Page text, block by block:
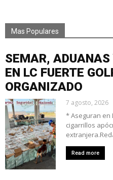
Mas Populares
SEMAR,
EN LC FUERTE
ORGANIZADO
7 agosto, 2026
* Aseguran en
cigarrillos
Read more